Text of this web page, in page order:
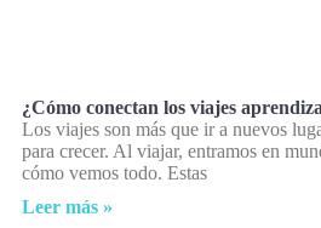
¿Cómo conectan los viajes
Los viajes son más que ir a nuevos
para crecer. Al viajar, entramos en
cómo vemos todo. Estas
Leer más »